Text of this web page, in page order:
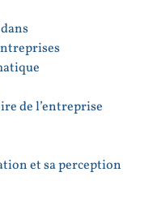
de l’entreprise
et sa perception